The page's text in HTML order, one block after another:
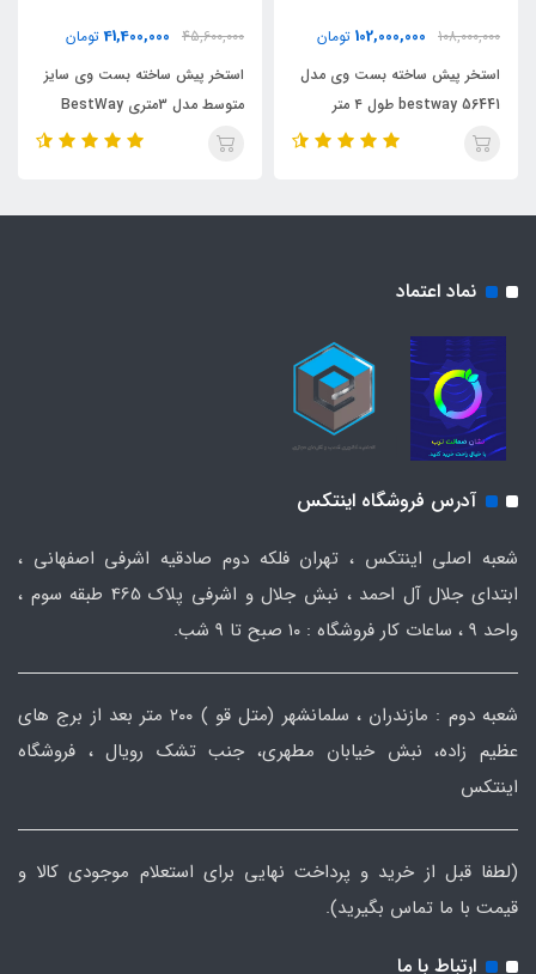
108,000,000
102,000,000 تومان
استخر پیش ساخته بست وی مدل
bestway 56441 طول ۴ متر
45,600,000
41,400,000 تومان
استخر پیش ساخته بست وی سایز
متوسط مدل 3متری BestWay
561FT
نماد اعتماد
آدرس فروشگاه اینتکس
شعبه اصلی اینتکس ، تهران فلکه دوم صادقیه اشرفی اصفهانی ،
ابتدای جلال آل احمد ، نبش جلال و اشرفی پلاک 465 طبقه سوم ،
واحد ۹ ، ساعات کار فروشگاه : ۱۰ صبح تا ۹ شب.
شعبه دوم : مازندران ، سلمانشهر (متل قو ) ۲۰۰ متر بعد از برج های
عظیم زاده، نبش خیابان مطهری، جنب تشک رویال ، فروشگاه
اینتکس
(لطفا قبل از خرید و پرداخت نهایی برای استعلام موجودی کالا و
قیمت با ما تماس بگیرید).
ارتباط با ما